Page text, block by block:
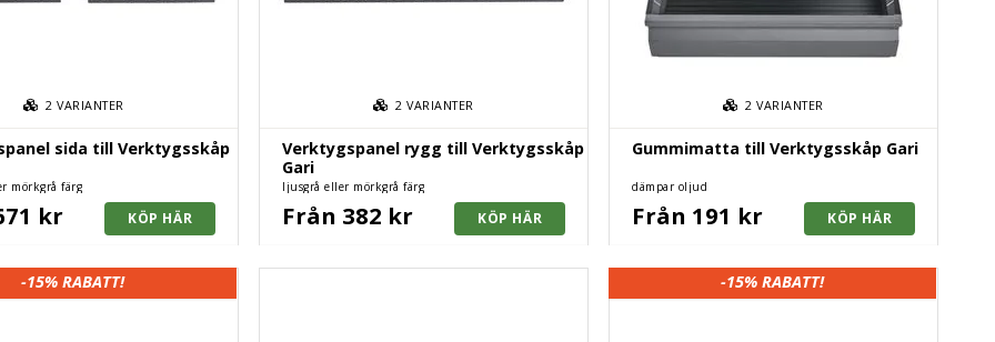
sida till Verktygsskåp
mörkgrå färg
2VARIANTER
kr
Verktygspanel rygg till Verktygsskåp
Gari
ljusgrå eller mörkgrå färg
2VARIANTER
Från 382 kr
Gummimatta till Verktygsskåp Gari
dämpar oljud
2VARIANTER
Från 191 kr
-15% RABATT! -15% RABATT!